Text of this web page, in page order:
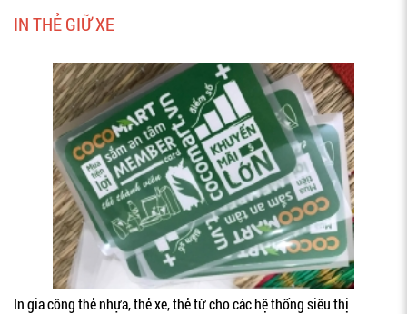
IN THẺ GIỮ XE
In gia công thẻ nhựa, thẻ xe, thẻ từ cho các hệ thống siêu thị